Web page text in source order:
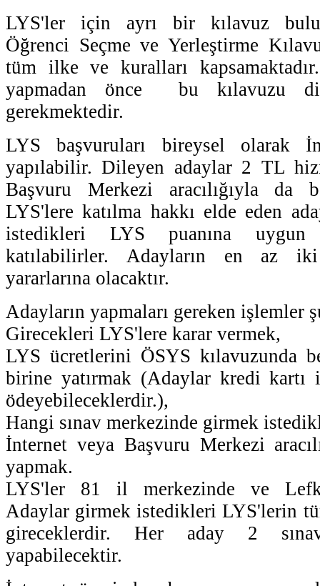
LYS'ler için ayrı bir kılavuz
Öğrenci Seçme ve Yerleştirme
tüm ilke ve kuralları
yapmadan önce bu kılavuzu
gerekmektedir.
LYS başvuruları bireysel olarak
yapılabilir. Dileyen adaylar 2 TL
Başvuru Merkezi aracılığıyla da
LYS'lere katılma hakkı elde eden
istedikleri LYS puanına uygun
katılabilirler. Adayların en az
yararlarına olacaktır.
Adayların yapmaları gereken işlemler
Girecekleri LYS'lere karar vermek,
LYS ücretlerini ÖSYS kılavuzunda
birine yatırmak (Adaylar kredi kartı
ödeyebileceklerdir.),
Hangi sınav merkezinde girmek
İnternet veya Başvuru Merkezi
yapmak.
LYS'ler 81 il merkezinde ve
Adaylar girmek istedikleri LYS'lerin
gireceklerdir. Her aday 2
yapabilecektir.